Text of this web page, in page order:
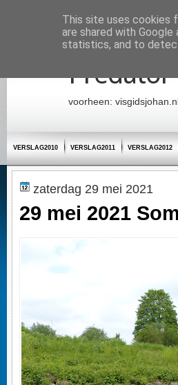
Startpagina
Predator
voorheen:
VERSLAG2010 VERSLAG2011 VERSLAG2012
zaterdag 29 mei 2021
29 mei 2021
This site uses cookies
are shared with
statistics, and to